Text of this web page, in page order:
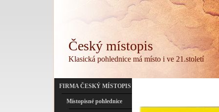
Český místopis
Klasická pohlednice má místo i ve 21.století
FIRMA ČESKÝ MÍSTOPIS
Místopisné pohlednice